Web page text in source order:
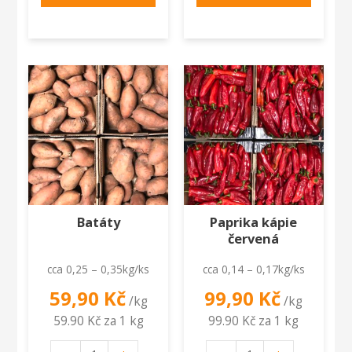
Batáty
cca 0,25 – 0,35kg/ks
59,90 Kč /kg
59.90 Kč za 1 kg
Paprika kápie
červená
cca 0,14 – 0,17kg/ks
99,90 Kč /kg
99.90 Kč za 1 kg